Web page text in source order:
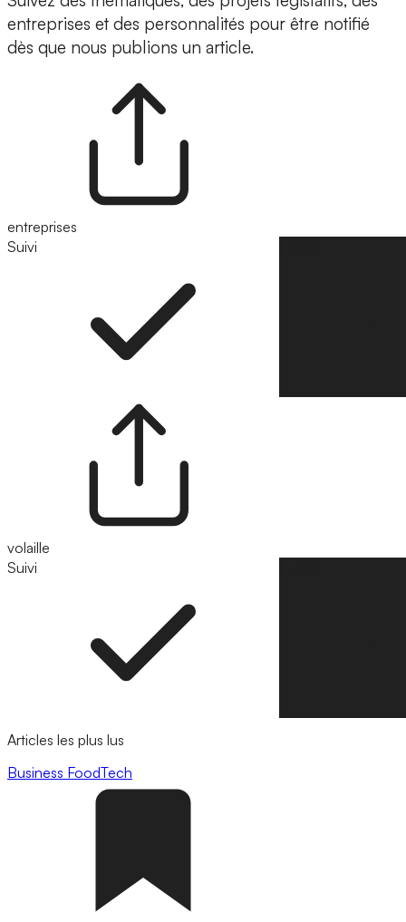
entreprises et des personnalités pour être notifié
dès que nous publions un article.
entreprises
Suivi
volaille
Suivi
Articles les plus lus
Business FoodTech